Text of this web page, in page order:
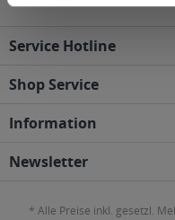
Service Hotline
Shop Service
Information
Newsletter
* Alle Preise inkl. gesetzl.